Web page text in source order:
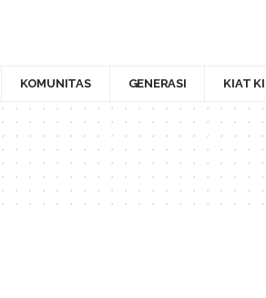
KOMUNITAS GENERASI KIAT